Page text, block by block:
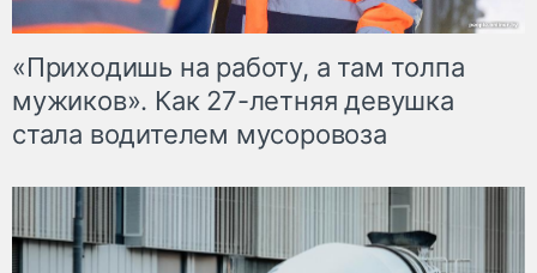
«Приходишь на работу, а там толпа
мужиков». Как 27-летняя девушка
стала водителем мусоровоза